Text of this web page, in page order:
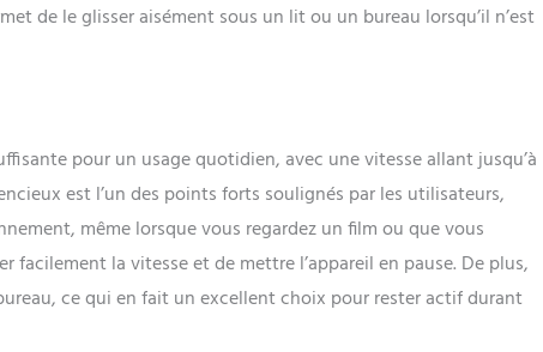
de le glisser aisément sous un lit ou un bureau lorsqu’il n’est
pour un usage quotidien, avec une vitesse allant jusqu’à
est l’un des points forts soulignés par les utilisateurs,
même lorsque vous regardez un film ou que vous
la vitesse et de mettre l’appareil en pause. De plus,
ce qui en fait un excellent choix pour rester actif durant